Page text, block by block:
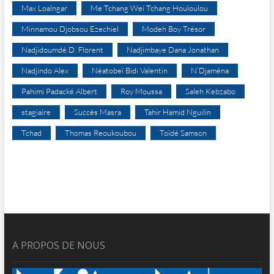
Max Loalngar Me Tchang Wei Tchang Houloulou
Minnamou Djobsou Ezechiel Modeh Boy Trésor
Nadjidoumdé D. Florent Nadjimbaye Dana Jonathan
Nadjindo Alex Néatobeï Bidi Valentin N’Djaména
Pahimi Padacké Albert Roy Moussa Saleh Kebzabo
stagiaire Succès Masra Tahir Hamid Nguilin
Tchad Thomas Reoukoubou Toïdé Samson
A PROPOS DE NOUS